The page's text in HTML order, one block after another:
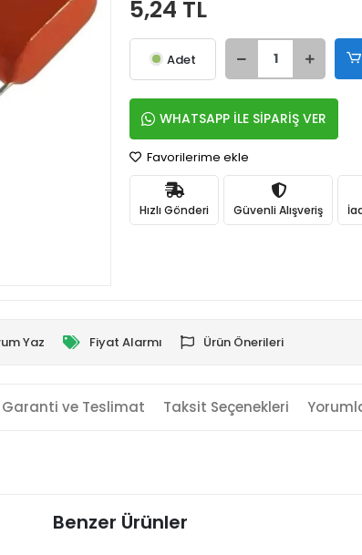
5,24 TL
Adet
WHATSAPP İLE SİPARİŞ VER
Favorilerime ekle
Hızlı Gönderi Güvenli Alışveriş
Yaz Fiyat Alarmı Ürün Önerileri
Garanti ve Teslimat Taksit Seçenekleri
Benzer Ürünler